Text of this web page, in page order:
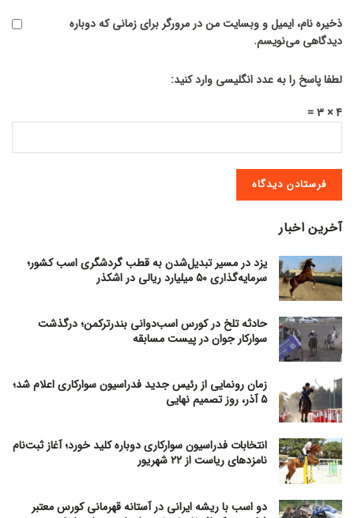
ذخیره نام، ایمیل و وبسایت من در مرورگر برای زمانی که دوباره
دیدگاهی می‌نویسم.
لطفا پاسخ را به عدد انگلیسی وارد کنید:
4 × 3 =
آخرین اخبار
یزد در مسیر تبدیل‌شدن به قطب گردشگری اسب کشور؛
سرمایه‌گذاری ۵۰ میلیارد ریالی در اشکذر
حادثه تلخ در کورس اسب‌دوانی بندرترکمن؛ درگذشت
سوارکار جوان در پیست مسابقه
زمان رونمایی از رئیس جدید فدراسیون سوارکاری اعلام شد؛
۵ آذر، روز تصمیم نهایی
انتخابات فدراسیون سوارکاری دوباره کلید خورد؛ آغاز ثبت‌نام
نامزدهای ریاست از ۲۲ شهریور
دو اسب با ریشه ایرانی در آستانه قهرمانی کورس معتبر